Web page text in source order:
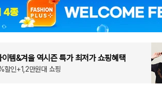
템&겨울 역시즌 특가 최저가 쇼핑혜택
할인+1,2만원대 쇼핑